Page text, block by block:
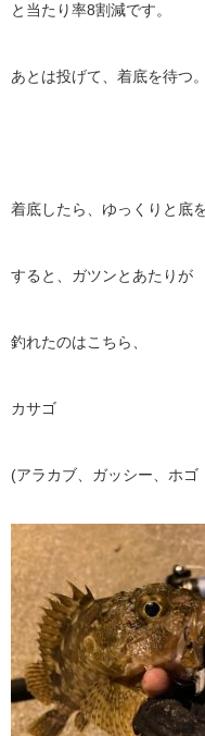
と当たり率8割減です。
あとは投げて、着底を待つ。
着底したら、ゆっくりと底
すると、ガツンとあたりが
釣れたのはこちら、
カサゴ
(アラカブ、ガッシー、ホ